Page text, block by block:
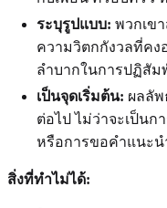
ระบุรูปแบบ: พวกเข
ความวิตกกังวลที่คง
ลำบากในการปฏิสั
เป็นจุดเริ่มต้น: ผลลั
ต่อไป ไม่ว่าจะเป็นก
หรือการขอคำแนะน
สิ่งที่ทำไม่ได้: